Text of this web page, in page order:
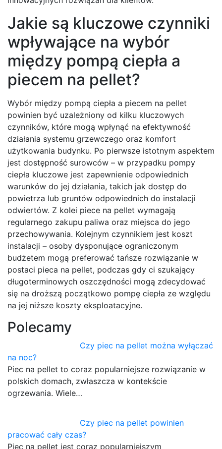
Jakie są kluczowe czynniki
wpływające na wybór
między pompą ciepła a
piecem na pellet?
Wybór między pompą ciepła a piecem na pellet
powinien być uzależniony od kilku kluczowych
czynników, które mogą wpłynąć na efektywność
działania systemu grzewczego oraz komfort
użytkowania budynku. Po pierwsze istotnym aspektem
jest dostępność surowców – w przypadku pompy
ciepła kluczowe jest zapewnienie odpowiednich
warunków do jej działania, takich jak dostęp do
powietrza lub gruntów odpowiednich do instalacji
odwiertów. Z kolei piece na pellet wymagają
regularnego zakupu paliwa oraz miejsca do jego
przechowywania. Kolejnym czynnikiem jest koszt
instalacji – osoby dysponujące ograniczonym
budżetem mogą preferować tańsze rozwiązanie w
postaci pieca na pellet, podczas gdy ci szukający
długoterminowych oszczędności mogą zdecydować
się na droższą początkowo pompę ciepła ze względu
na jej niższe koszty eksploatacyjne.
Polecamy
Czy piec na pellet można wyłączać
na noc?
Piec na pellet to coraz popularniejsze rozwiązanie w
polskich domach, zwłaszcza w kontekście
ogrzewania. Wiele…
Czy piec na pellet powinien
pracować cały czas?
Piec na pellet jest coraz popularniejszym